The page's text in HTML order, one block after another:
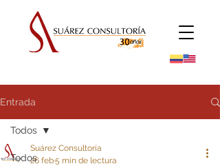
Entrada
Todos
Todos
Suárez Consultoría
26 feb5 min de lectura